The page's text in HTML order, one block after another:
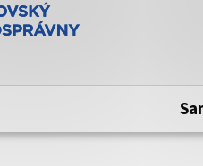
oficiálna
stránka